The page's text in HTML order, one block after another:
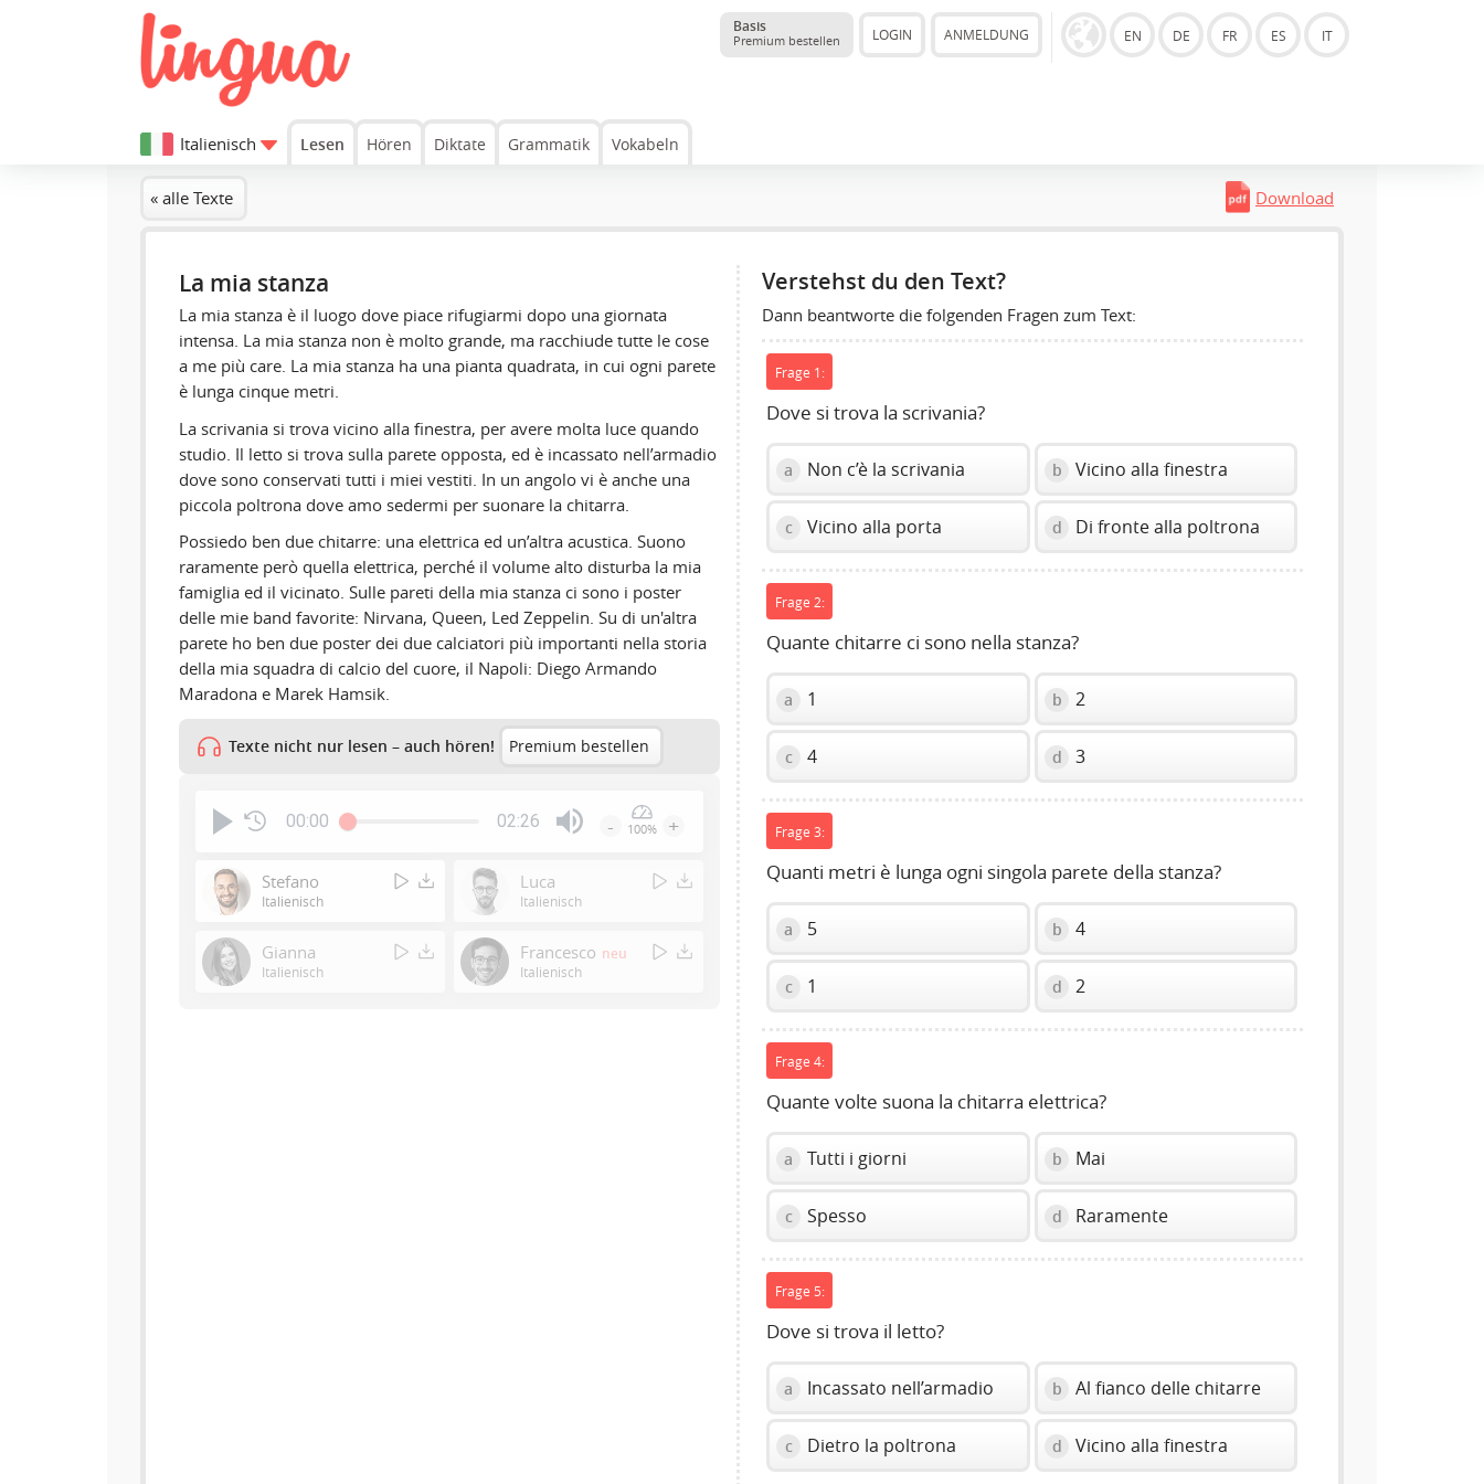
Basis
Premium bestellen LOGIN ANMELDUNG EN DE FR ES IT
Italienisch Lesen Hören Diktate Grammatik Vokabeln
« alle Texte Download
La mia stanza
La mia stanza è il luogo dove piace rifugiarmi dopo una giornata
intensa. La mia stanza non è molto grande, ma racchiude tutte le cose
a me più care. La mia stanza ha una pianta quadrata, in cui ogni parete
è lunga cinque metri.
La scrivania si trova vicino alla finestra, per avere molta luce quando
studio. Il letto si trova sulla parete opposta, ed è incassato nell’armadio
dove sono conservati tutti i miei vestiti. In un angolo vi è anche una
piccola poltrona dove amo sedermi per suonare la chitarra.
Possiedo ben due chitarre: una elettrica ed un’altra acustica. Suono
raramente però quella elettrica, perché il volume alto disturba la mia
famiglia ed il vicinato. Sulle pareti della mia stanza ci sono i poster
delle mie band favorite: Nirvana, Queen, Led Zeppelin. Su di un'altra
parete ho ben due poster dei due calciatori più importanti nella storia
della mia squadra di calcio del cuore, il Napoli: Diego Armando
Maradona e Marek Hamsik.
Texte nicht nur lesen – auch hören! Premium bestellen
00:00 02:26
or
to
show
- 100% +
Stefano
Italienisch
Luca
Italienisch
Gianna
Italienisch
Francesco neu
Italienisch
Verstehst du den Text?
Dann beantworte die folgenden Fragen zum Text:
Frage 1:
Dove si trova la scrivania?
a Non c’è la scrivania b Vicino alla finestra
c Vicino alla porta d Di fronte alla poltrona
Frage 2:
Quante chitarre ci sono nella stanza?
a 1 b 2
c 4 d 3
Frage 3:
Quanti metri è lunga ogni singola parete della stanza?
a 5 b 4
c 1 d 2
Frage 4:
Quante volte suona la chitarra elettrica?
a Tutti i giorni b Mai
c Spesso d Raramente
Frage 5:
Dove si trova il letto?
a Incassato nell’armadio b Al fianco delle chitarre
c Dietro la poltrona d Vicino alla finestra